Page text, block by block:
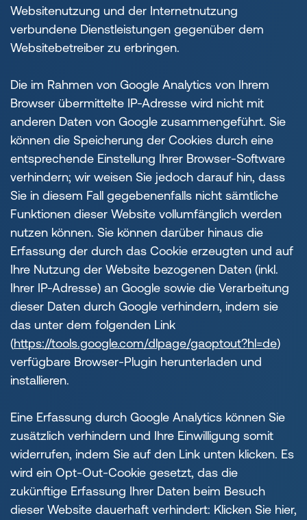
Websitenutzung und der Internetnutzung
verbundene Dienstleistungen gegenüber dem
Websitebetreiber zu erbringen.
Die im Rahmen von Google Analytics von Ihrem
Browser übermittelte IP-Adresse wird nicht mit
anderen Daten von Google zusammengeführt. Sie
können die Speicherung der Cookies durch eine
entsprechende Einstellung Ihrer Browser-Software
verhindern; wir weisen Sie jedoch darauf hin, dass
Sie in diesem Fall gegebenenfalls nicht sämtliche
Funktionen dieser Website vollumfänglich werden
nutzen können. Sie können darüber hinaus die
Erfassung der durch das Cookie erzeugten und auf
Ihre Nutzung der Website bezogenen Daten (inkl.
Ihrer IP-Adresse) an Google sowie die Verarbeitung
dieser Daten durch Google verhindern, indem sie
das unter dem folgenden Link
(https://tools.google.com/dlpage/gaoptout?hl=de)
verfügbare Browser-Plugin herunterladen und
installieren.
Eine Erfassung durch Google Analytics können Sie
zusätzlich verhindern und Ihre Einwilligung somit
widerrufen, indem Sie auf den Link unten klicken. Es
wird ein Opt-Out-Cookie gesetzt, das die
zukünftige Erfassung Ihrer Daten beim Besuch
dieser Website dauerhaft verhindert: Klicken Sie hier,